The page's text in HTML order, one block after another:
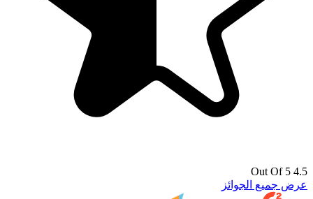
4.5 Out Of 5
عرض جميع الجوائز